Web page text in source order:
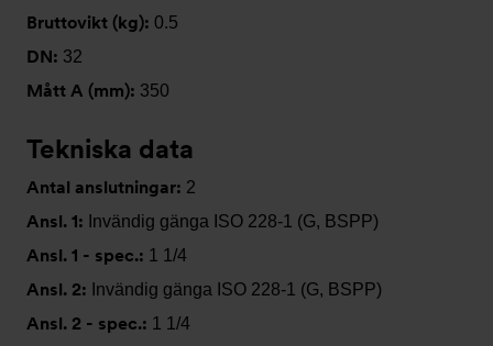
Bruttovikt (kg): 0.5
DN: 32
Mått A (mm): 350
Tekniska data
Antal anslutningar: 2
Ansl. 1: Invändig gänga ISO 228-1 (G, BSPP)
Ansl. 1 - spec.: 1 1/4
Ansl. 2: Invändig gänga ISO 228-1 (G, BSPP)
Ansl. 2 - spec.: 1 1/4